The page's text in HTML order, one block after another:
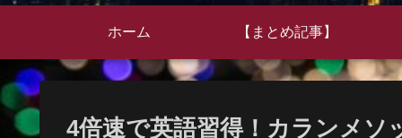
ホーム 【まとめ記事】
4倍速で英語習得！カランメソ